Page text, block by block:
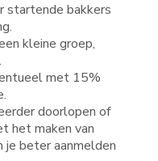
startende bakkers
kleine groep,
met 15%
doorlopen of
het maken van
je beter aanmelden